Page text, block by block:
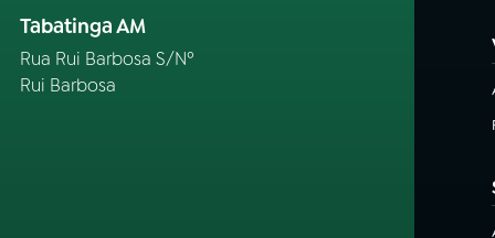
Tabatinga AM
Rua Rui Barbosa S/Nº
Rui Barbosa